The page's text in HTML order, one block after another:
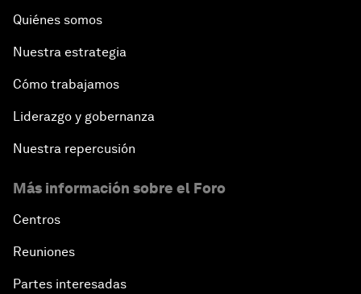
Quiénes somos
Nuestra estrategia
Cómo trabajamos
Liderazgo y gobernanza
Nuestra repercusión
Más información sobre el Foro
Centros
Reuniones
Partes interesadas